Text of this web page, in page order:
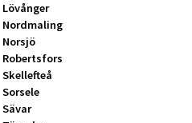
Lövånger
Nordmaling
Norsjö
Robertsfors
Skellefteå
Sorsele
Sävar